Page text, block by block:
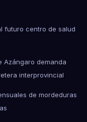
futuro centro de salud
Azángaro demanda
interprovincial
de mordeduras